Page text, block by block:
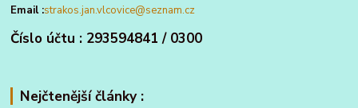
Email :strakos.jan.vlcovice@seznam.cz
Číslo účtu : 293594841 / 0300
Nejčtenější články :